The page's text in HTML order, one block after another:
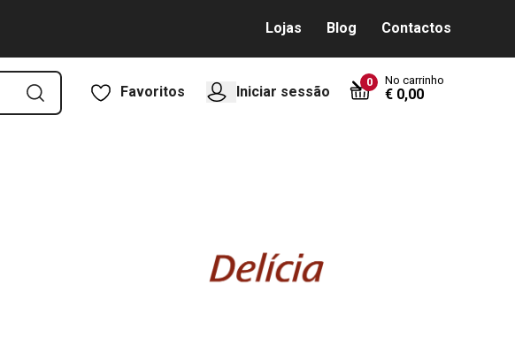
Lojas Blog Contactos
Favoritos Iniciar sessão
0 No carrinho
€ 0,00